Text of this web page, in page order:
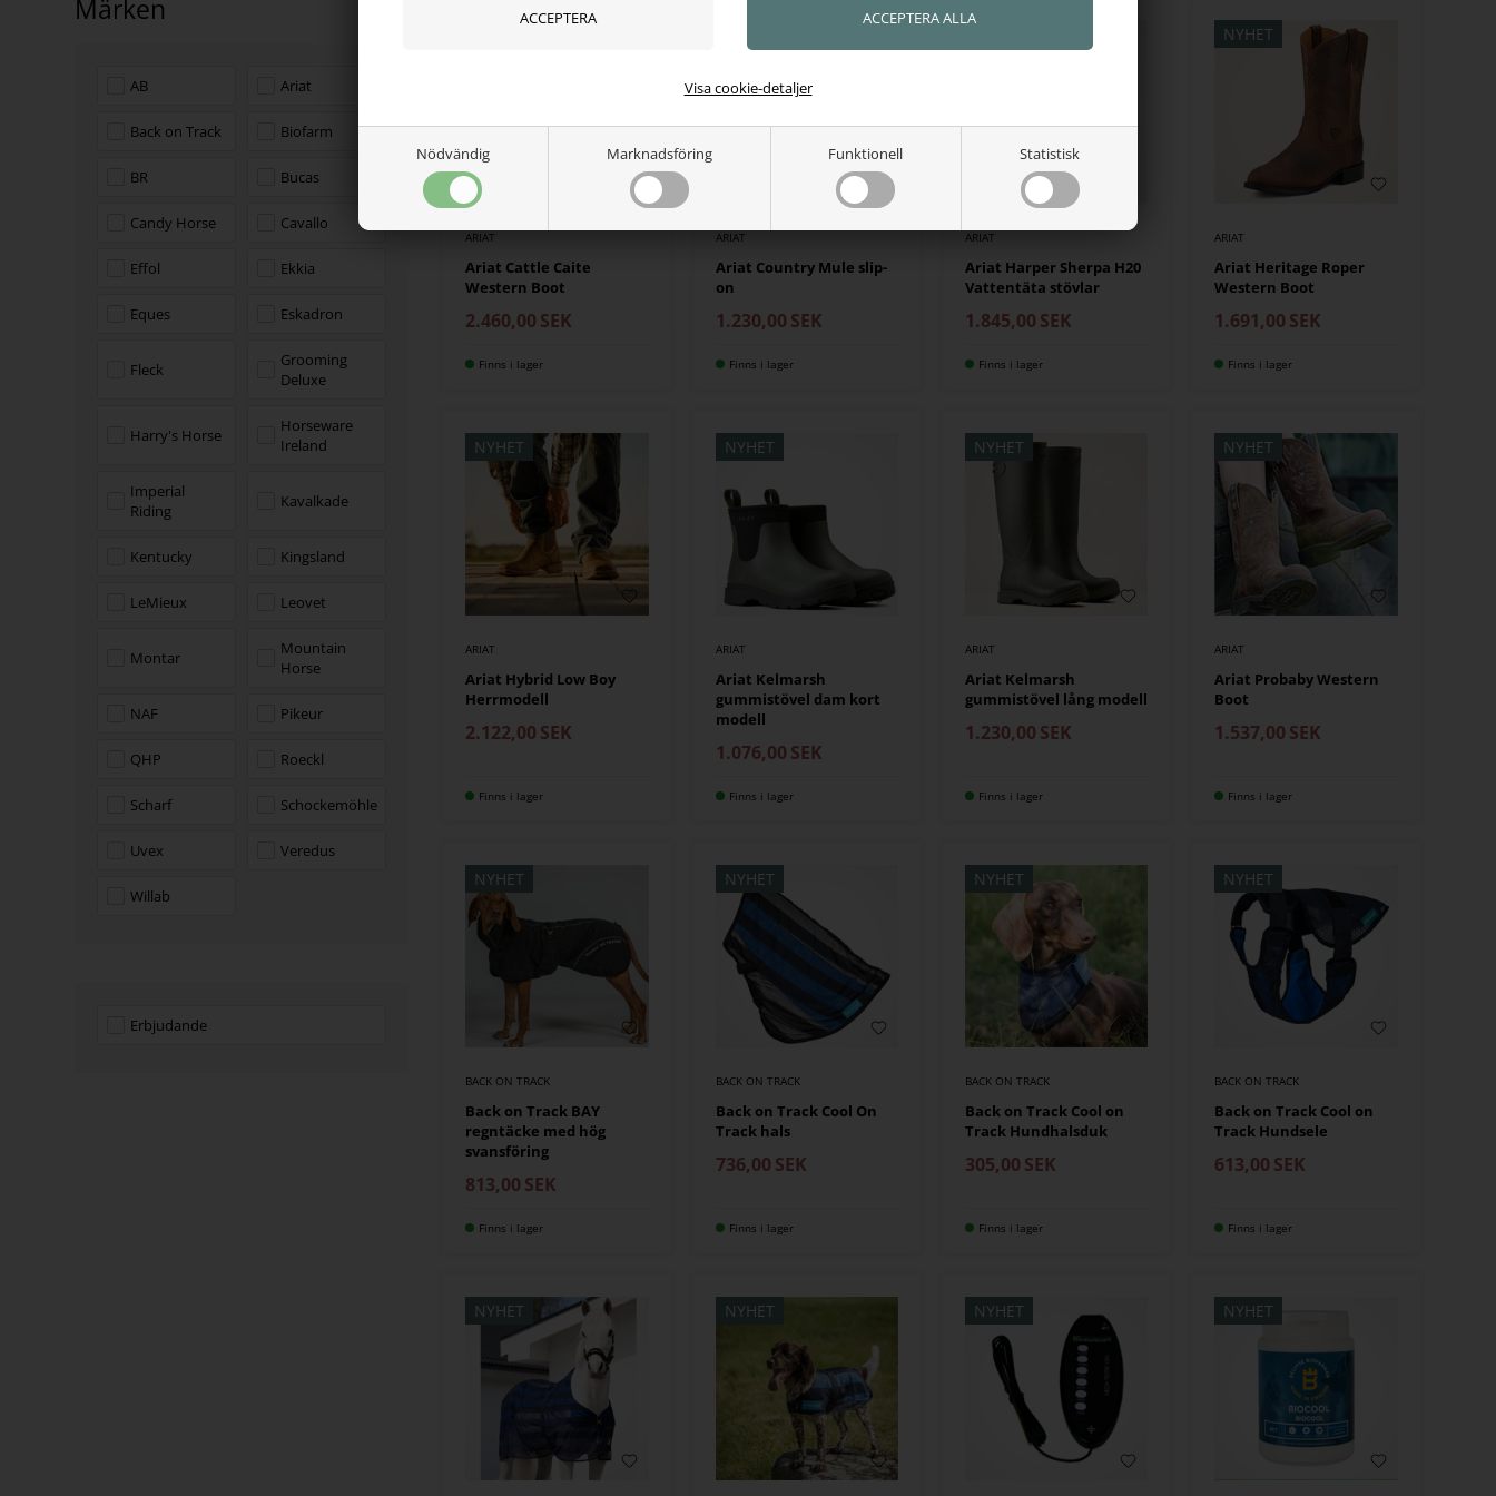
Nödvändig Marknadsföring Funktionell Statistisk
Visa cookie-detaljer
Märken
AB Ariat
Back on Track Biofarm
BR Bucas
Candy Horse Cavallo
Effol Ekkia
Eques Eskadron
Fleck
Grooming
Deluxe
Harry's Horse
Horseware
Ireland
Imperial
Riding
Kavalkade
Kentucky Kingsland
LeMieux Leovet
Montar
Mountain
Horse
NAF Pikeur
QHP Roeckl
Scharf Schockemöhle
Uvex Veredus
Willab
Erbjudande
ARIAT
Ariat Cattle Caite
Western Boot
2.460,00 SEK
Finns i lager
ARIAT
Ariat Country Mule slip-
on
1.230,00 SEK
Finns i lager
ARIAT
Ariat Harper Sherpa H20
Vattentäta stövlar
1.845,00 SEK
Finns i lager
NYHET
ARIAT
Ariat Heritage Roper
Western Boot
1.691,00 SEK
Finns i lager
NYHET
ARIAT
Ariat Hybrid Low Boy
Herrmodell
2.122,00 SEK
Finns i lager
NYHET
ARIAT
Ariat Kelmarsh
gummistövel dam kort
modell
1.076,00 SEK
Finns i lager
NYHET
ARIAT
Ariat Kelmarsh
gummistövel lång modell
1.230,00 SEK
Finns i lager
NYHET
ARIAT
Ariat Probaby Western
Boot
1.537,00 SEK
Finns i lager
NYHET
BACK ON TRACK
Back on Track BAY
regntäcke med hög
svansföring
813,00 SEK
Finns i lager
NYHET
BACK ON TRACK
Back on Track Cool On
Track hals
736,00 SEK
Finns i lager
NYHET
BACK ON TRACK
Back on Track Cool on
Track Hundhalsduk
305,00 SEK
Finns i lager
NYHET
BACK ON TRACK
Back on Track Cool on
Track Hundsele
613,00 SEK
Finns i lager
NYHET NYHET NYHET NYHET